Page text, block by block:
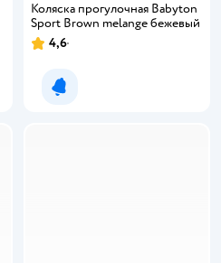
Коляска прогулочная Babyton
Sport Brown melange бежевый
4,6
Уведомить о появлении